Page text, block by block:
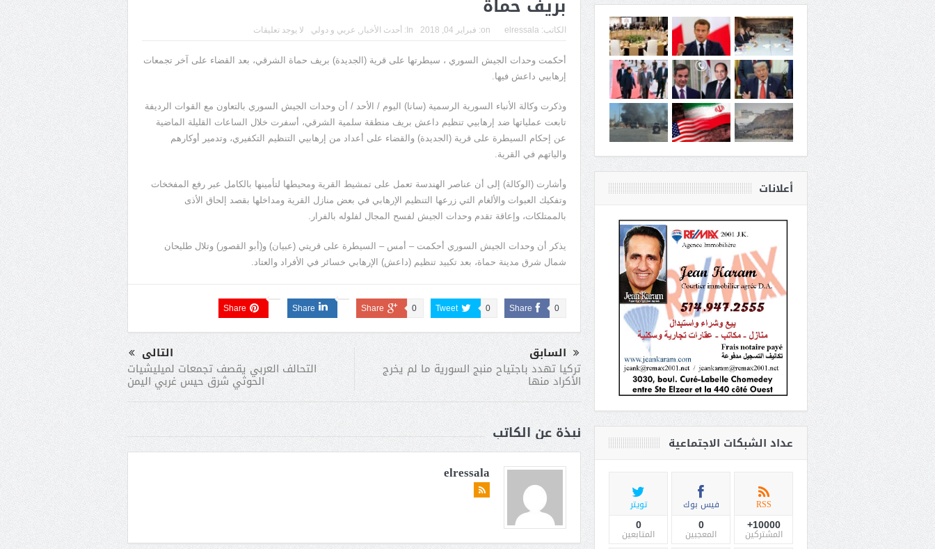
الكاتب: elressala
on: فبراير 04, 2018 In: أحدث الأخبار عربي و دولي لا يوجد تعليقات
أحكمت وحدات الجيش السوري ، سيطرتها على قرية (الجديدة) بريف حماة الشرقي، بعد القضاء على آخر تجمعات
إرهابيي داعش فيها.
وذكرت وكالة الأنباء السورية الرسمية (سانا) اليوم / الأحد / أن وحدات الجيش السوري بالتعاون مع القوات الرديفة
تابعت عملياتها ضد إرهابيي تنظيم داعش بريف منطقة سلمية الشرقي، أسفرت خلال الساعات القليلة الماضية
عن إحكام السيطرة على قرية (الجديدة) والقضاء على أعداد من إرهابيي التنظيم التكفيري، وتدمير أوكارهم
والياتهم في القرية.
وأشارت (الوكالة) إلى أن عناصر الهندسة تعمل على تمشيط القرية ومحيطها لتأمينها بالكامل عبر رفع المفخخات
وتفكيك العبوات والألغام التي زرعها التنظيم الإرهابي في بعض منازل القرية ومداخلها بقصد إلحاق الأذى
بالممتلكات، وإعاقة تقدم وحدات الجيش لفسح المجال لفلوله بالفرار.
يذكر أن وحدات الجيش السوري أحكمت – أمس – السيطرة على قريتي (عبيان) و(أبو القصور) وتلال طليحان
شمال شرق مدينة حماة، بعد تكبيد تنظيم (داعش) الإرهابي خسائر في الأفراد والعتاد.
Share 0
Tweet 0
Share 0
Share
Share
السابق
تركيا تهدد باجتياح منبج السورية ما لم يخرج
الأكراد منها
التالى
التحالف العربي يقصف تجمعات لميليشيات
الحوثي شرق حيس غربي اليمن
نبذة عن الكاتب
elressala
أعلانات
عداد الشبكات الاجتماعية
RSS
10000+
المشتركين
فيس بوك
0
المعجبين
تويتر
0
المتابعين